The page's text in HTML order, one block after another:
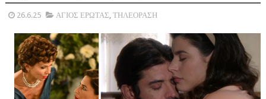
26.6.25 ΑΓΙΟΣ ΕΡΩΤΑΣ, ΤΗΛΕΟΡΑΣΗ